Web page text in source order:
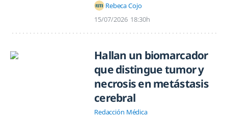
Rebeca Cojo
15/07/2026 18:30h
Hallan un biomarcador
que distingue tumor y
necrosis en metástasis
cerebral
Redacción Médica